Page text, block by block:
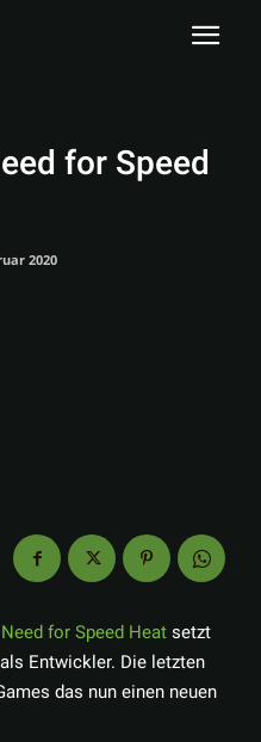
for Speed
2020
Need for Speed Heatsetzt
Entwickler. Die letzten
das nun einen neuen